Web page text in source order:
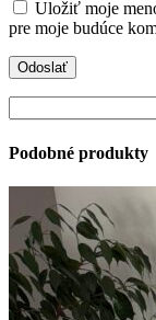
Uložiť moje
pre moje budúce
Podobné produkty